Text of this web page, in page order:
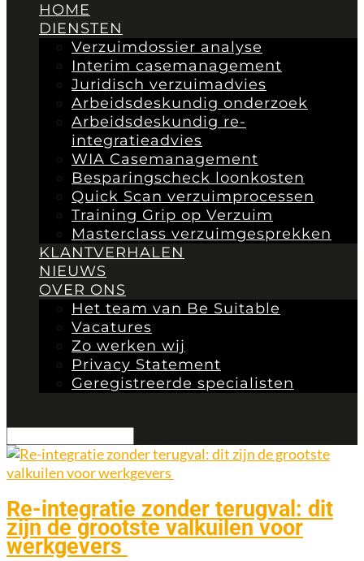
HOME
DIENSTEN
Verzuimdossier analyse
Interim casemanagement
Juridisch verzuimadvies
Arbeidsdeskundig onderzoek
Arbeidsdeskundig re-
integratieadvies
WIA Casemanagement
Besparingscheck loonkosten
Quick Scan verzuimprocessen
Training Grip op Verzuim
Masterclass verzuimgesprekken
KLANTVERHALEN
NIEUWS
OVER ONS
Het team van Be Suitable
Vacatures
Zo werken wij
Privacy Statement
Geregistreerde specialisten
Re-integratie zonder terugval: dit
zijn de grootste valkuilen voor
werkgevers